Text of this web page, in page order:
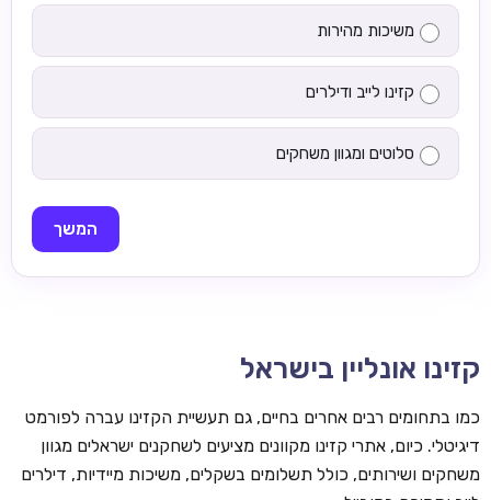
משיכות מהירות
קזינו לייב ודילרים
סלוטים ומגוון משחקים
המשך
קזינו אונליין בישראל
כמו בתחומים רבים אחרים בחיים, גם תעשיית הקזינו עברה לפורמט
דיגיטלי. כיום, אתרי קזינו מקוונים מציעים לשחקנים ישראלים מגוון
משחקים ושירותים, כולל תשלומים בשקלים, משיכות מיידיות, דילרים